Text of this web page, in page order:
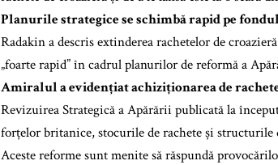
Planurile strategice se schimbă rapid pe
Radakin a descris extinderea rachetelor de
„foarte rapid” în cadrul planurilor de reformă a
Amiralul a evidențiat achiziționarea de
Revizuirea Strategică a Apărării publicată la
forțelor britanice, stocurile de rachete și structurile
Aceste reforme sunt menite să răspundă